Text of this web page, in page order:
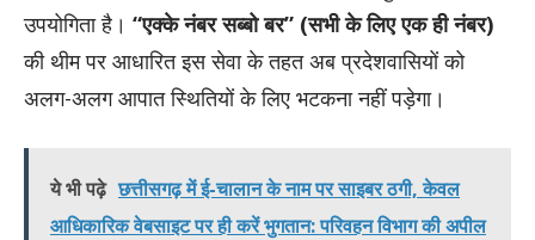
उपयोगिता है। “एक्के नंबर सब्बो बर” (सभी के लिए एक ही नंबर)
की थीम पर आधारित इस सेवा के तहत अब प्रदेशवासियों को
अलग-अलग आपात स्थितियों के लिए भटकना नहीं पड़ेगा।
ये भी पढ़े छत्तीसगढ़ में ई-चालान के नाम पर साइबर ठगी, केवल
आधिकारिक वेबसाइट पर ही करें भुगतान: परिवहन विभाग की अपील